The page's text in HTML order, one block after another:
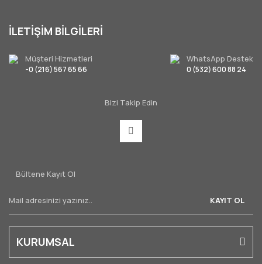
İLETİŞİM BİLGİLERİ
Müşteri Hizmetleri
-0 (216) 567 65 66
WhatsApp Destek
0 (532) 600 88 24
Bizi Takip Edin
Bültene Kayıt Ol
KAYIT OL
KURUMSAL